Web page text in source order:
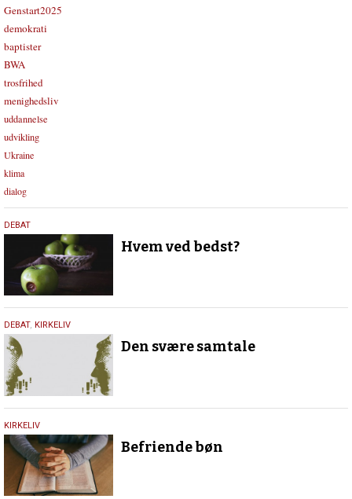
Genstart2025
demokrati
baptister
BWA
trosfrihed
menighedsliv
uddannelse
udvikling
Ukraine
klima
dialog
13.
2021
DEBAT
Hvem ved bedst?
5.
februar
2021
DEBAT, KIRKELIV
Den svære samtale
4.
februar
2021
KIRKELIV
Befriende bøn